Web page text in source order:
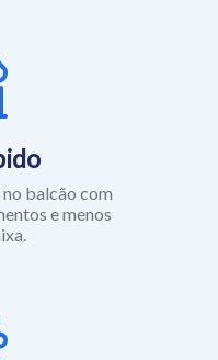
balcão com
e menos